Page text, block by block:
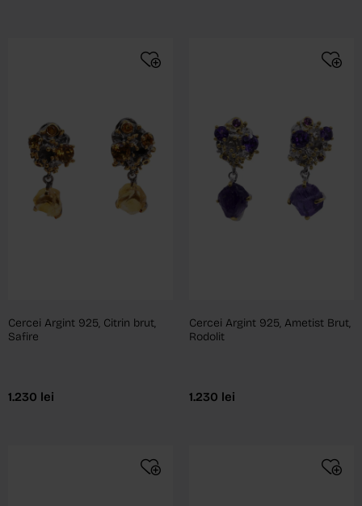
Cercei Argint 925, Citrin brut,
Safire
1.230 lei
Cercei Argint 925, Ametist Brut,
Rodolit
1.230 lei